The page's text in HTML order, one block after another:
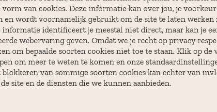
vorm van cookies. Deze informatie kan over jou, je
en wordt voornamelijk gebruikt om de site te laten werken
informatie identificeert je meestal niet direct, maar kan je
webervaring geven. Omdat we je recht op privacy
om bepaalde soorten cookies niet toe te staan. Klik op de
om meer te weten te komen en onze
van sommige soorten cookies kan echter van
site en de diensten die we kunnen aanbieden.